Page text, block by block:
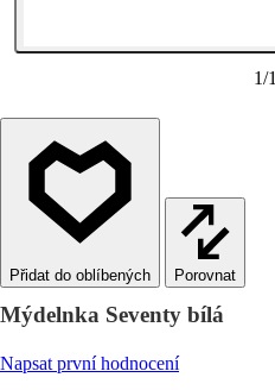
1/1
Porovnat
Mýdelnka Seventy bílá
Napsat první hodnocení